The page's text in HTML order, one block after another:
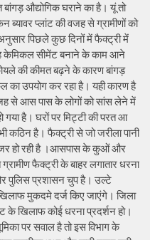
औद्योगिक घराने का है। यूं तो
ब्यावर प्लांट की वजह से ग्रामीणों को
पिछले कुछ दिनों में फैक्ट्री में
केमिकल सीमेंट बनाने के काम आने
की कीमत बढ़ने के कारण बांगड़
का उपयोग कर रहा है। यही कारण है
से आस पास के लोगों को सांस लेने में
गया है। घरों पर मिट्टी की परत आ
कठिन है। फैक्ट्री से जो जरीला पानी
हो रही है ।आसपास के कुओं और
ग्रामीण फैक्ट्री के बाहर लगातार धरना
पुलिस प्रशासन चुप है। उल्टे
मुकदमे दर्ज किए जाएंगे। जिला
के खिलाफ कोई धरना प्रदर्शन हो।
पर सवाल है तो इस विभाग के